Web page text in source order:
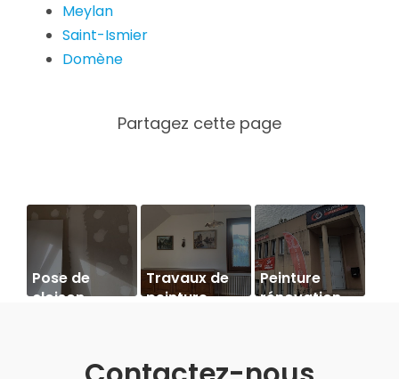
Meylan
Saint-Ismier
Domène
Pose de
cloison
Travaux de
peinture
Peinture
rénovation